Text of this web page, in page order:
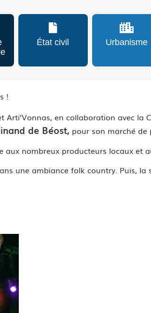
État civil Urbanisme
!
Arti’Vonnas, en collaboration avec
de Béost, pour son marché de
aux nombreux producteurs locaux et
une ambiance folk country. Puis,